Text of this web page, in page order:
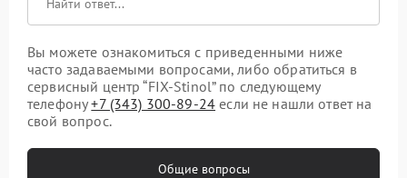
Вы можете ознакомиться с приведенными ниже
часто задаваемыми вопросами, либо обратиться в
сервисный центр “FIX-Stinol” по следующему
телефону+7 (343) 300-89-24 если не нашли ответ на
свой вопрос.
Общие вопросы